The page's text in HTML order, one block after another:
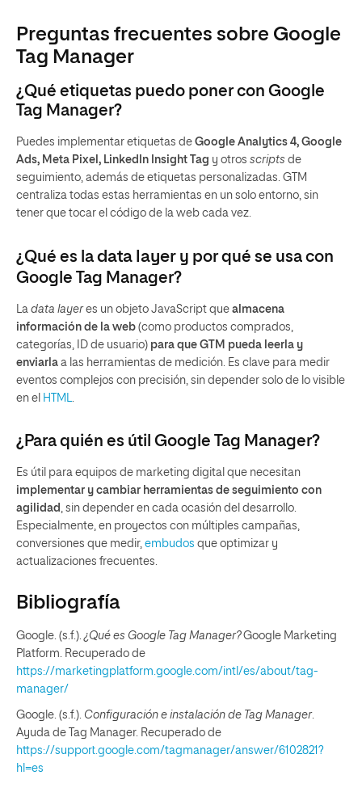
Preguntas frecuentes sobre Google
Tag Manager
¿Qué etiquetas puedo poner con Google
Tag Manager?
Puedes implementar etiquetas de Google Analytics 4, Google
Ads, Meta Pixel, LinkedIn Insight Tag y otros scripts de
seguimiento, además de etiquetas personalizadas. GTM
centraliza todas estas herramientas en un solo entorno, sin
tener que tocar el código de la web cada vez.
¿Qué es la data layery por qué se usa con
Google Tag Manager?
La data layeres un objeto JavaScript que almacena
información de la web (como productos comprados,
categorías, ID de usuario) para que GTM pueda leerla y
enviarla a las herramientas de medición. Es clave para medir
eventos complejos con precisión, sin depender solo de lo visible
en el HTML.
¿Para quién es útil Google Tag Manager?
Es útil para equipos de marketing digital que necesitan
implementar y cambiar herramientas de seguimiento con
agilidad, sin depender en cada ocasión del desarrollo.
Especialmente, en proyectos con múltiples campañas,
conversiones que medir, embudos que optimizar y
actualizaciones frecuentes.
Bibliografía
Google. (s.f.).¿Qué es Google Tag Manager?Google Marketing
Platform. Recuperado de
https://marketingplatform.google.com/intl/es/about/tag-
manager/
Google. (s.f.). Configuración e instalación de Tag Manager.
Ayuda de Tag Manager. Recuperado de
https://support.google.com/tagmanager/answer/6102821?
hl=es